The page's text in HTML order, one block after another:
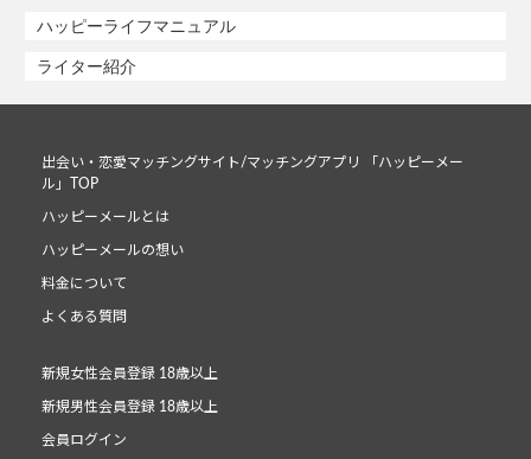
ハッピーライフマニュアル
ライター紹介
出会い・恋愛マッチングサイト/マッチングアプリ 「ハッピーメー
ル」TOP
ハッピーメールとは
ハッピーメールの想い
料金について
よくある質問
新規女性会員登録 18歳以上
新規男性会員登録 18歳以上
会員ログイン